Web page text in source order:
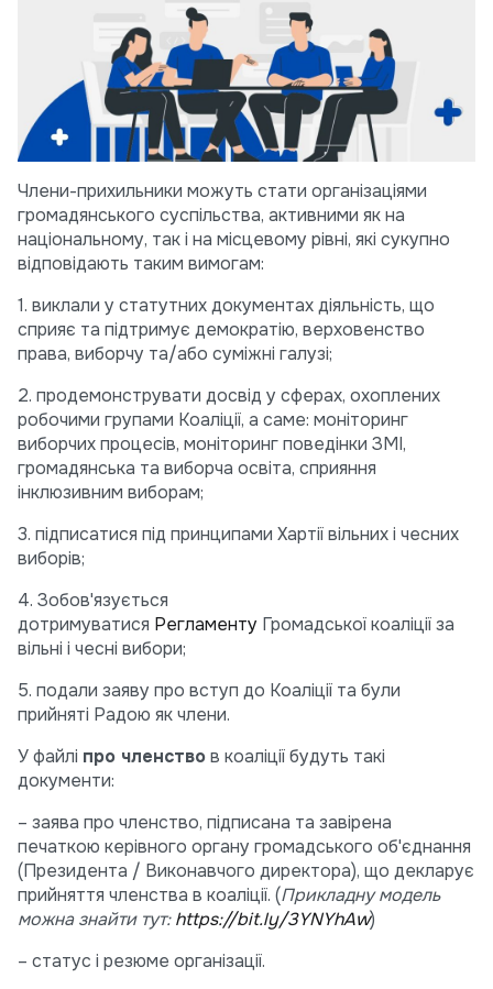
Члени-прихильники можуть стати організаціями
громадянського суспільства, активними як на
національному, так і на місцевому рівні, які сукупно
відповідають таким вимогам:
1. виклали у статутних документах діяльність, що
сприяє та підтримує демократію, верховенство
права, виборчу та/або суміжні галузі;
2. продемонструвати досвід у сферах, охоплених
робочими групами Коаліції, а саме: моніторинг
виборчих процесів, моніторинг поведінки ЗМІ,
громадянська та виборча освіта, сприяння
інклюзивним виборам;
3. підписатися під принципами Хартії вільних і чесних
виборів;
4. Зобов'язується
дотримуватися Регламенту Громадської коаліції за
вільні і чесні вибори;
5. подали заяву про вступ до Коаліції та були
прийняті Радою як члени.
У файлі про членствов коаліції будуть такі
документи:
– заява про членство, підписана та завірена
печаткою керівного органу громадського об'єднання
(Президента / Виконавчого директора), що декларує
прийняття членства в коаліції. (Прикладну модель
можна знайти тут:https://bit.ly/3YNYhAw)
– статус і резюме організації.